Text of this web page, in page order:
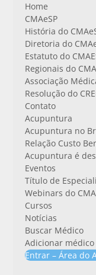
Home
CMAeSP
História do
Diretoria do
Estatuto do
Regionais do
Associação
Resolução do
Contato
Acupuntura
Acupuntura no
Relação Custo
Acupuntura é
Eventos
Título de
Webinars do
Cursos
Notícias
Buscar Médico
Adicionar médico
Entrar – Área do